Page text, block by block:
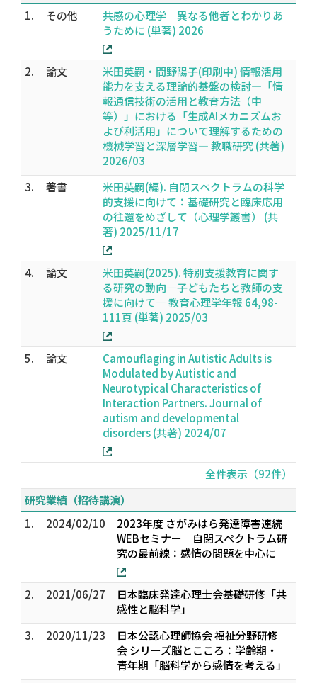
1.
その他
共感の心理学 異なる他者とわかりあ
うために (単著) 2026
2. 論文
米田英嗣・間野陽子(印刷中) 情報活用
能力を支える理論的基盤の検討―「情
報通信技術の活用と教育方法（中
等）」における「生成AIメカニズムお
よび利活用」について理解するための
機械学習と深層学習― 教職研究 (共著)
2026/03
3.
著書
米田英嗣(編). 自閉スペクトラムの科学
的支援に向けて：基礎研究と臨床応用
の往還をめざして（心理学叢書） (共
著) 2025/11/17
4. 論文
米田英嗣(2025). 特別支援教育に関す
る研究の動向―子どもたちと教師の支
援に向けて― 教育心理学年報 64,98-
111頁 (単著) 2025/03
5. 論文
Camouflaging in Autistic Adults is
Modulated by Autistic and
Neurotypical Characteristics of
Interaction Partners. Journal of
autism and developmental
disorders (共著) 2024/07
全件表示（92件）
研究業績（招待講演）
1.
2024/02/10
2023年度 さがみはら発達障害連続
WEBセミナー 自閉スペクトラム研
究の最前線：感情の問題を中心に
2. 2021/06/27
日本臨床発達心理士会基礎研修「共
感性と脳科学」
3.
2020/11/23
日本公認心理師協会 福祉分野研修
会 シリーズ脳とこころ：学齢期・
青年期「脳科学から感情を考える」